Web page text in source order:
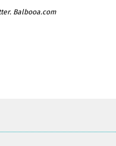
Balbooa.com